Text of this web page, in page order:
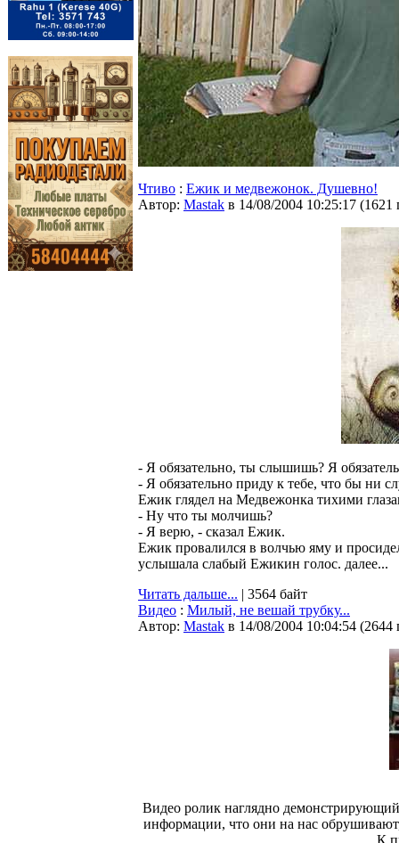
Чтиво : Ежик и медвежонок. Душевно!
Автор: Мastak в 14/08/2004 10:25:17 (1621
- Я обязательно, ты слышишь? Я
- Я обязательно приду к тебе, что бы ни
Ежик глядел на Медвежонка тихими
- Ну что ты молчишь?
- Я верю, - сказал Ежик.
Ежик провалился в волчью яму и
услышала слабый Ежикин голос. далее...
Читать дальше... | 3564 байт
Видео : Милый, не вешай трубку...
Автор: Мastak в 14/08/2004 10:04:54 (2644
Видео ролик наглядно
информации, что они на нас
К